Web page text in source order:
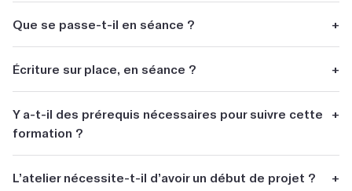
M'initier à un genre littéraire. Faire avancer un projet
littéraire.
Que se passe-t-il en séance ? +
autofictionnelle, à un texte écrit sur cet aspect et à une
lecture de ce texte pour le partager à tous.
Écriture sur place, en séance ? +
Y a-t-il des prérequis nécessaires pour suivre cette
formation ?
+
pratique de l’écriture bien ancrée ou que vous débutiez.
L’atelier nécessite-t-il d’avoir un début de projet ? +